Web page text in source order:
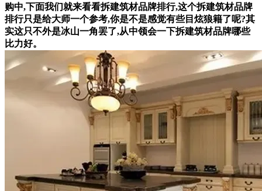
购中,下面我们就来看看拆建筑材品牌排行,这个拆建筑材品牌
排行只是给大师一个参考,你是不是感觉有些目炫狼籍了呢?其
实这只不外是冰山一角罢了,从中领会一下拆建筑材品牌哪些
比力好。